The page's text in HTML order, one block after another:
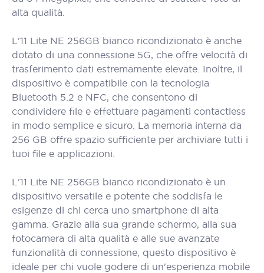
alta qualità.
L'11 Lite NE 256GB bianco ricondizionato è anche
dotato di una connessione 5G, che offre velocità di
trasferimento dati estremamente elevate. Inoltre, il
dispositivo è compatibile con la tecnologia
Bluetooth 5.2 e NFC, che consentono di
condividere file e effettuare pagamenti contactless
in modo semplice e sicuro. La memoria interna da
256 GB offre spazio sufficiente per archiviare tutti i
tuoi file e applicazioni.
L'11 Lite NE 256GB bianco ricondizionato è un
dispositivo versatile e potente che soddisfa le
esigenze di chi cerca uno smartphone di alta
gamma. Grazie alla sua grande schermo, alla sua
fotocamera di alta qualità e alle sue avanzate
funzionalità di connessione, questo dispositivo è
ideale per chi vuole godere di un'esperienza mobile